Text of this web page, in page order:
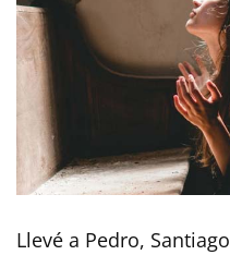
Llevé a Pedro,